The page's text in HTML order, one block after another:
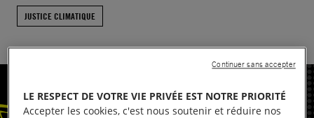
JUSTICE CLIMATIQUE
LE RESPECT DE VOTRE VIE PRIVÉE EST NOTRE PRIORITÉ
Accepter les cookies, c'est nous soutenir et réduire nos
Continuer sans accepter